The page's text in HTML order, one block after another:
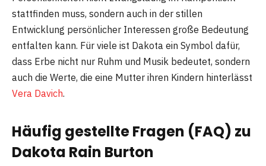
stattfinden muss, sondern auch in der stillen
Entwicklung persönlicher Interessen große Bedeutung
entfalten kann. Für viele ist Dakota ein Symbol dafür,
dass Erbe nicht nur Ruhm und Musik bedeutet, sondern
auch die Werte, die eine Mutter ihren Kindern hinterlässt
Vera Davich.
Häufig gestellte Fragen (FAQ) zu
Dakota Rain Burton